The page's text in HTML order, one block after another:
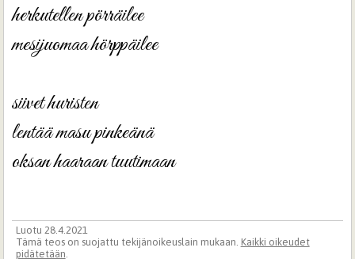
herkutellen pörräilee
mesijuomaa hörppäilee
siivet huristen
lentää masu pinkeänä
oksan haaraan tuutimaan
Luotu 28.4.2021
Tämä teos on suojattu tekijänoikeuslain mukaan. Kaikki oikeudet
pidätetään